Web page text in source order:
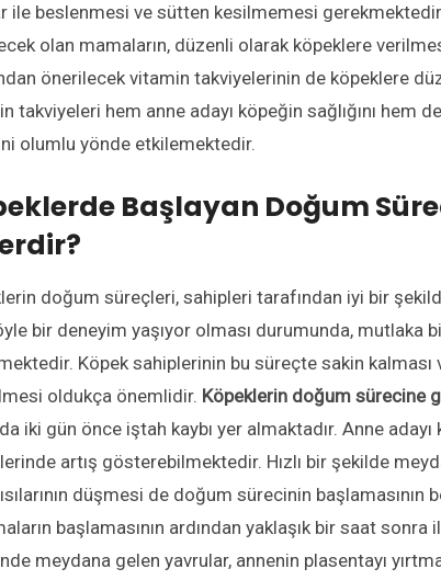
ile beslenmesi ve sütten kesilmemesi
olan mamaların, düzenli olarak köpeklere
önerilecek vitamin takviyelerinin de köpeklere
takviyeleri hem anne adayı köpeğin sağlığını hem
olumlu yönde etkilemektedir.
Başlayan Doğum
doğum süreçleri, sahipleri tarafından iyi bir
bir deneyim yaşıyor olması durumunda, mutlaka
Köpek sahiplerinin bu süreçte sakin kalması
oldukça önemlidir. Köpeklerin doğum sürecine
iki gün önce iştah kaybı yer almaktadır. Anne
artış gösterebilmektedir. Hızlı bir şekilde
düşmesi de doğum sürecinin başlamasının
başlamasının ardından yaklaşık bir saat
meydana gelen yavrular, annenin plasentayı